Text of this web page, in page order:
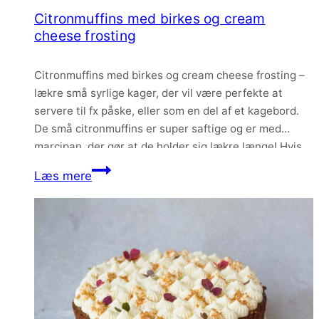
Citronmuffins med birkes og cream
cheese frosting
Citronmuffins med birkes og cream cheese frosting –
lækre små syrlige kager, der vil være perfekte at
servere til fx påske, eller som en del af et kagebord.
De små citronmuffins er super saftige og er med
marcipan, der gør at de holder sig lækre længe! Hvis
du er vild med fx citronmåne eller citrontærte,…
Læs mereCitronmuffins
cream
cheese
frosting